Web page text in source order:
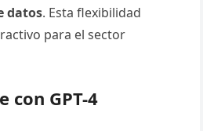
datos. Esta flexibilidad
para el sector
con GPT-4